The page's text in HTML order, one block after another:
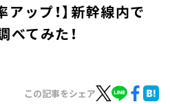
アップ！】新幹線内で
べてみた！
この記事をシェア